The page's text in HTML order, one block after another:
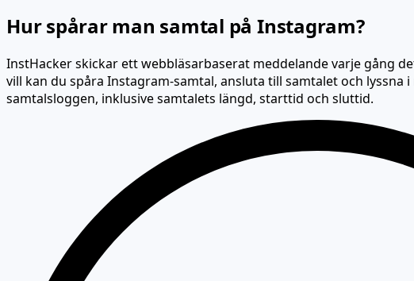
Hur spårar man samtal på Instagram?
InstHacker skickar ett webbläsarbaserat meddelande varje gång
vill kan du spåra Instagram-samtal, ansluta till samtalet och lyssna
samtalsloggen, inklusive samtalets längd, starttid och sluttid.